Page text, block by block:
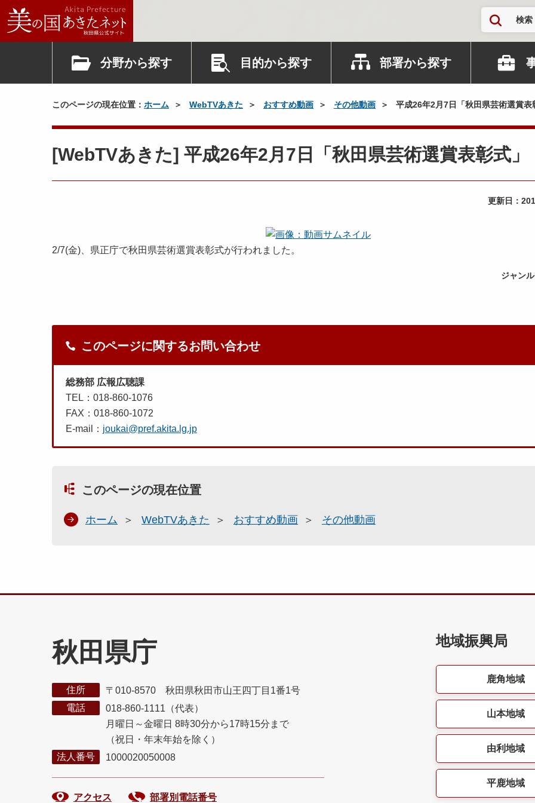
検索
分野から探す 目的から探す 部署から探す
このページの現在位置： ホーム WebTVあきた おすすめ動画 その他動画 平成26年2月7日「秋田県芸術選賞表
[WebTVあきた] 平成26年2月7日「秋田県芸術選賞表彰式」
更新日：
2/7(金)、県正庁で秋田県芸術選賞表彰式が行われました。
ジャン
このページに関するお問い合わせ
総務部 広報広聴課
TEL：018-860-1076
FAX：018-860-1072
E-mail： joukai@pref.akita.lg.jp
このページの現在位置
ホーム WebTVあきた おすすめ動画 その他動画
秋田県庁
住所
〒010-8570 秋田県秋田市山王四丁目1番1号
電話
018-860-1111（代表）
月曜日～金曜日 8時30分から17時15分まで
（祝日・年末年始を除く）
法人番号
1000020050008
アクセス 部署別電話番号
地域振興局
鹿角地域
山本地域
由利地域
平鹿地域